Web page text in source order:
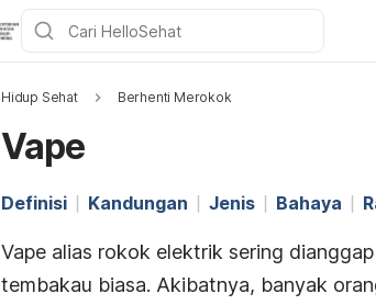
Hidup Sehat Berhenti Merokok
Vape
Definisi Kandungan Jenis Bahaya
Vape alias rokok elektrik sering
tembakau biasa. Akibatnya, banyak